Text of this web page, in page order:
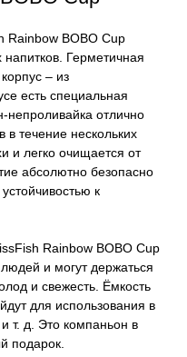
Rainbow BOBO Cup
Герметичная
– из
есть специальная
непроливайка отлично
в течение нескольких
и легко очищается от
абсолютно безопасно
к
Rainbow BOBO Cup
и могут держаться
и свежесть. Ёмкость
для использования в
т. д. Это компаньон в
подарок.